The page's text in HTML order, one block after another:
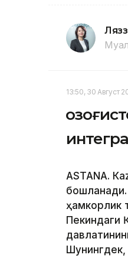
13:50, 30 Август
ASTANА.
бошланади.
ҳамкорлик
Пекиндаги
Шунингдек,